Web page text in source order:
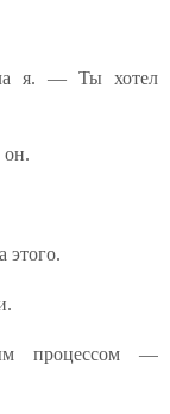
я. — Ты хотел
он.
этого.
процессом —